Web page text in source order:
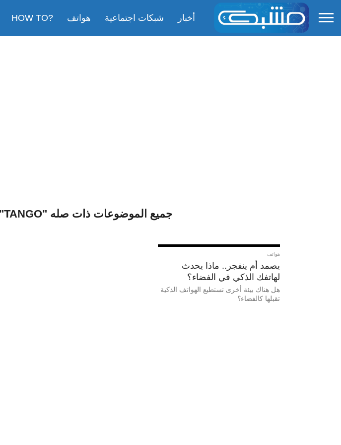
أخبار شبكات اجتماعية هواتف ?HOW TO
جميع الموضوعات ذات صله "TANGO"
هواتف
يصمد أم ينفجر.. ماذا يحدث
لهاتفك الذكي في الفضاء؟
هل هناك بيئة أخرى تستطيع الهواتف الذكية
تقبلها كالفضاء؟